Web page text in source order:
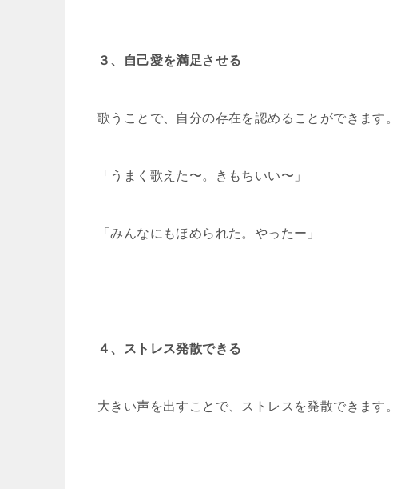
３、自己愛を満足させる
歌うことで、自分の存在を認めることができます。
「うまく歌えた〜。きもちいい〜」
「みんなにもほめられた。やったー」
４、ストレス発散できる
大きい声を出すことで、ストレスを発散できます。